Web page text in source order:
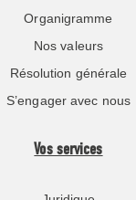
Organigramme
Nos valeurs
Résolution générale
S’engager avec nous
Vos services